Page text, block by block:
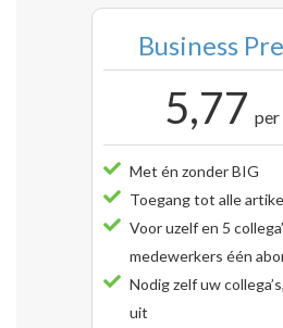
Business
5,77 per
Met én zonder BIG
Toegang tot alle
Voor uzelf en 5
medewerkers één
Nodig zelf uw
uit